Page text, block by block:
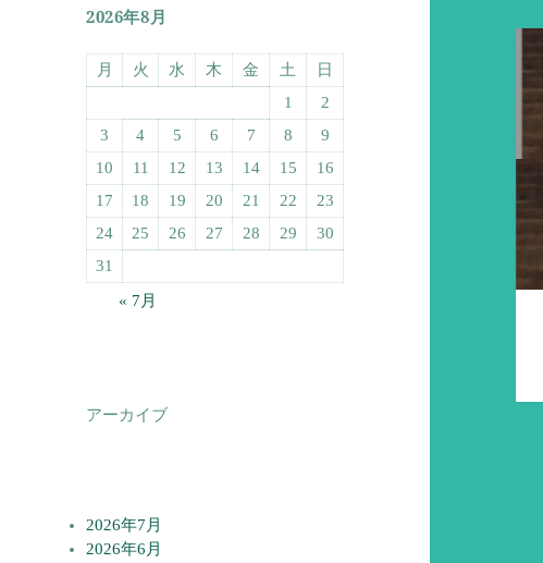
2026年8月
月 火 水 木 金 土
日
1
2
3
4 5 6 7 8
9
10
11 12 13 14 15
16
17
18 19 20 21 22
23
24
25 26 27 28 29
30
31
« 7月
アーカイブ
2026年7月
2026年6月
稿
ビ
ョ